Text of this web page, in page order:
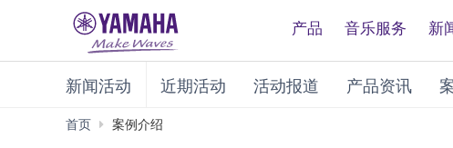
产品 音乐服务 新
新闻活动 近期活动 活动报道 产品资讯
首页 案例介绍